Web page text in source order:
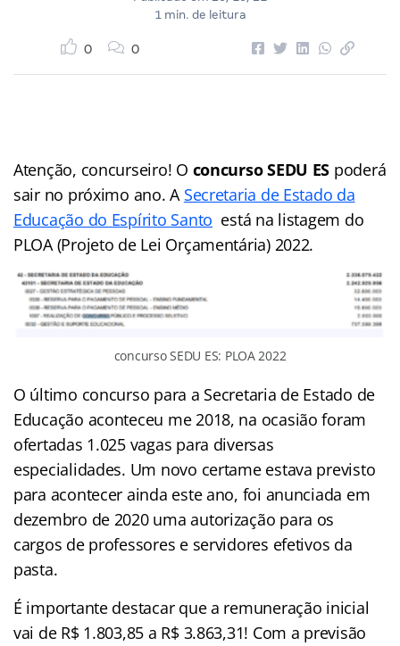
1 min. de leitura
0 0
Atenção, concurseiro! O concurso SEDU ES poderá
sair no próximo ano. A Secretaria de Estado da
Educação do Espírito Santo está na listagem do
PLOA (Projeto de Lei Orçamentária) 2022.
concurso SEDU ES: PLOA 2022
O último concurso para a Secretaria de Estado de
Educação aconteceu me 2018, na ocasião foram
ofertadas 1.025 vagas para diversas
especialidades. Um novo certame estava previsto
para acontecer ainda este ano, foi anunciada em
dezembro de 2020 uma autorização para os
cargos de professores e servidores efetivos da
pasta.
É importante destacar que a remuneração inicial
vai de R$ 1.803,85 a R$ 3.863,31! Com a previsão